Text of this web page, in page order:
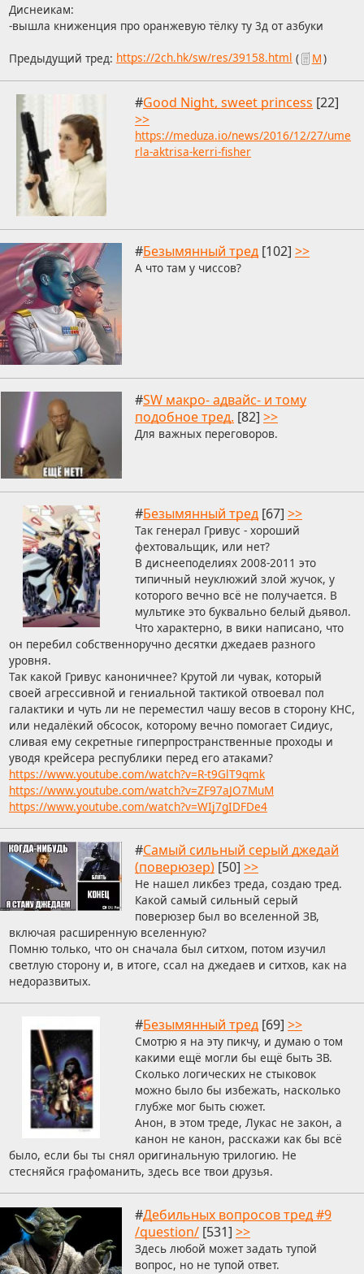
Диснеикам:
-вышла книженция про оранжевую тёлку ту 3д от азбуки
Предыдущий тред: https://2ch.hk/sw/res/39158.html ( М)
#Good Night, sweet princess [22]
>>
https://meduza.io/news/2016/12/27/ume
rla-aktrisa-kerri-fisher
#Безымянный тред [102] >>
А что там у чиссов?
#SW макро- адвайс- и тому
подобное тред. [82] >>
Для важных переговоров.
#Безымянный тред [67] >>
Так генерал Гривус - хороший
фехтовальщик, или нет?
В диснееподелиях 2008-2011 это
типичный неуклюжий злой жучок, у
которого вечно всё не получается. В
мультике это буквально белый дьявол.
Что характерно, в вики написано, что
он перебил собственноручно десятки джедаев разного
уровня.
Так какой Гривус каноничнее? Крутой ли чувак, который
своей агрессивной и гениальной тактикой отвоевал пол
галактики и чуть ли не переместил чашу весов в сторону КНС,
или недалёкий обсосок, которому вечно помогает Сидиус,
сливая ему секретные гиперпространственные проходы и
уводя крейсера республики перед его атаками?
https://www.youtube.com/watch?v=R-t9GlT9qmk
https://www.youtube.com/watch?v=ZF97aJO7MuM
https://www.youtube.com/watch?v=WIj7gIDFDe4
#Самый сильный серый джедай
(поверюзер) [50] >>
Не нашел ликбез треда, создаю тред.
Какой самый сильный серый
поверюзер был во вселенной ЗВ,
включая расширенную вселенную?
Помню только, что он сначала был ситхом, потом изучил
светлую сторону и, в итоге, ссал на джедаев и ситхов, как на
недоразвитых.
#Безымянный тред [69] >>
Смотрю я на эту пикчу, и думаю о том
какими ещё могли бы ещё быть ЗВ.
Сколько логических не стыковок
можно было бы избежать, насколько
глубже мог быть сюжет.
Анон, в этом треде, Лукас не закон, а
канон не канон, расскажи как бы всё
было, если бы ты снял оригинальную трилогию. Не
стесняйся графоманить, здесь все твои друзья.
#Дебильных вопросов тред #9
/question/ [531] >>
Здесь любой может задать тупой
вопрос, но не тупой ответ.